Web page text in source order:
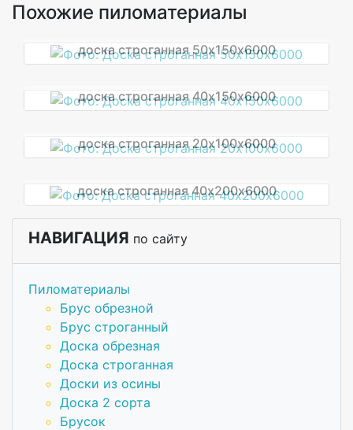
НАВИГАЦИЯ по сайту
Пиломатериалы
Брус обрезной
Брус строганный
Доска обрезная
Доска строганная
Доски из осины
Доска 2 сорта
Брусок
Похожие пиломатериалы
доска строганная 50х150х6000
доска строганная 40х150х6000
доска строганная 20х100х6000
доска строганная 40х200х6000